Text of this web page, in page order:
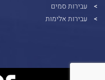
עבירות סמים
עבירות אלימות